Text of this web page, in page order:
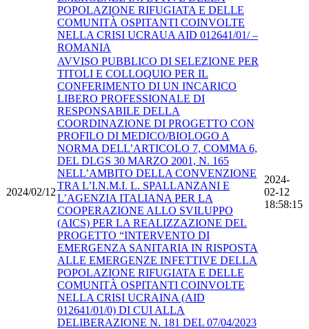
POPOLAZIONE RIFUGIATA E DELLE
COMUNITÀ OSPITANTI COINVOLTE
NELLA CRISI UCRAUA AID 012641/01/ –
ROMANIA
2024/02/12
AVVISO PUBBLICO DI SELEZIONE PER
TITOLI E COLLOQUIO PER IL
CONFERIMENTO DI UN INCARICO
LIBERO PROFESSIONALE DI
RESPONSABILE DELLA
COORDINAZIONE DI PROGETTO CON
PROFILO DI MEDICO/BIOLOGO A
NORMA DELL’ARTICOLO 7, COMMA 6,
DEL DLGS 30 MARZO 2001, N. 165
NELL’AMBITO DELLA CONVENZIONE
TRA L’I.N.M.I. L. SPALLANZANI E
L’AGENZIA ITALIANA PER LA
COOPERAZIONE ALLO SVILUPPO
(AICS) PER LA REALIZZAZIONE DEL
PROGETTO “INTERVENTO DI
EMERGENZA SANITARIA IN RISPOSTA
ALLE EMERGENZE INFETTIVE DELLA
POPOLAZIONE RIFUGIATA E DELLE
COMUNITÀ OSPITANTI COINVOLTE
NELLA CRISI UCRAINA (AID
012641/01/0) DI CUI ALLA
DELIBERAZIONE N. 181 DEL 07/04/2023
2024-
02-12
18:58:15